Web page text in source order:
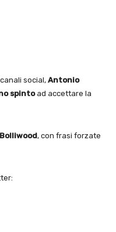
social, Antonio
spintoad accettare la
, con frasi forzate